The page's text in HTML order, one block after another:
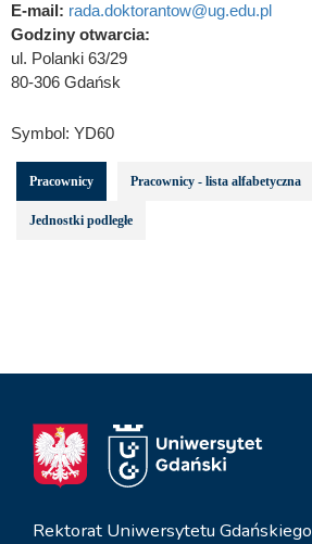
E-mail: rada.doktorantow@ug.edu.pl
Godziny otwarcia:
ul. Polanki 63/29
80-306 Gdańsk
Symbol: YD60
Pracownicy Pracownicy - lista alfabetyczna
Jednostki podległe
Rektorat Uniwersytetu Gdańskiego